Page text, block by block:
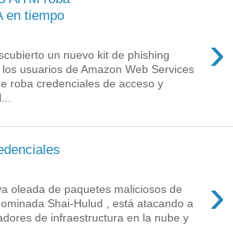
en tiempo
›
un nuevo kit de phishing
usuarios de Amazon Web Services
roba credenciales de acceso y
›
oleada de paquetes maliciosos de
Shai-Hulud , está atacando a
de infraestructura en la nube y